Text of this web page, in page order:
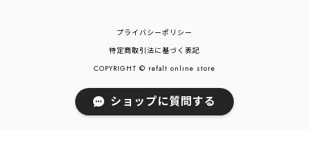
プライバシーポリシー
特定商取引法に基づく表記
COPYRIGHT © refalt online store
ショップに質問する